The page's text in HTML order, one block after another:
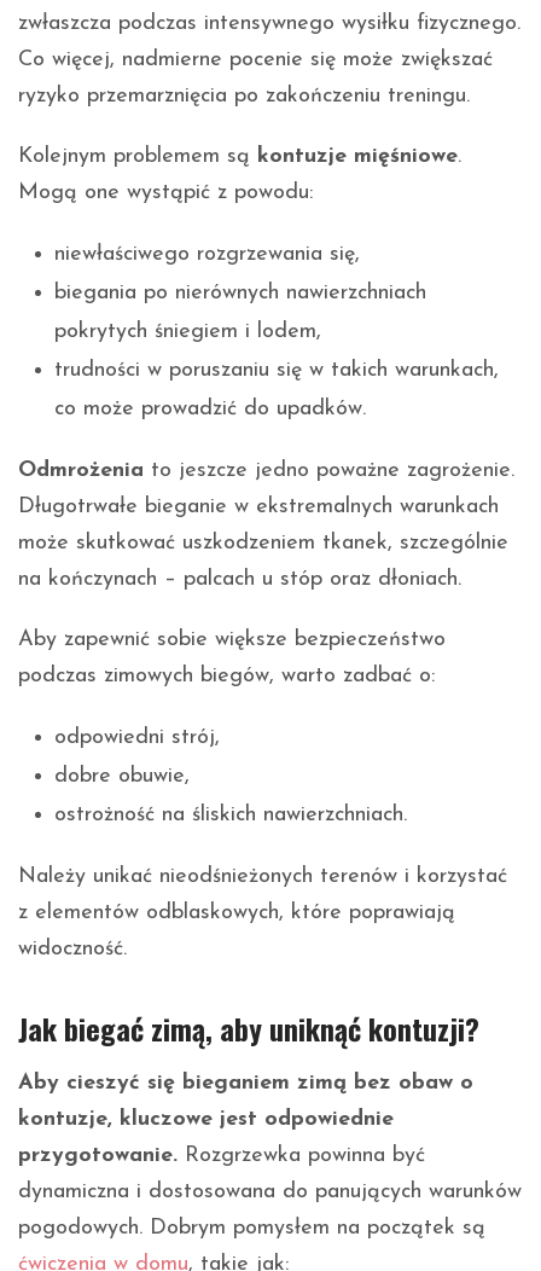
zwłaszcza podczas intensywnego wysiłku fizycznego.
Co więcej, nadmierne pocenie się może zwiększać
ryzyko przemarznięcia po zakończeniu treningu.
Kolejnym problemem są kontuzje mięśniowe.
Mogą one wystąpić z powodu:
niewłaściwego rozgrzewania się,
biegania po nierównych nawierzchniach
pokrytych śniegiem i lodem,
trudności w poruszaniu się w takich warunkach,
co może prowadzić do upadków.
Odmrożenia to jeszcze jedno poważne zagrożenie.
Długotrwałe bieganie w ekstremalnych warunkach
może skutkować uszkodzeniem tkanek, szczególnie
na kończynach – palcach u stóp oraz dłoniach.
Aby zapewnić sobie większe bezpieczeństwo
podczas zimowych biegów, warto zadbać o:
odpowiedni strój,
dobre obuwie,
ostrożność na śliskich nawierzchniach.
Należy unikać nieodśnieżonych terenów i korzystać
z elementów odblaskowych, które poprawiają
widoczność.
Jak biegać zimą, aby uniknąć kontuzji?
Aby cieszyć się bieganiem zimą bez obaw o
kontuzje, kluczowe jest odpowiednie
przygotowanie. Rozgrzewka powinna być
dynamiczna i dostosowana do panujących warunków
pogodowych. Dobrym pomysłem na początek są
ćwiczenia w domu, takie jak: